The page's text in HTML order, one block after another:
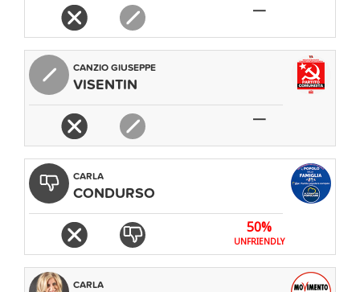
—
CANZIO GIUSEPPE
VISENTIN
—
CARLA
CONDURSO
50%
UNFRIENDLY
CARLA